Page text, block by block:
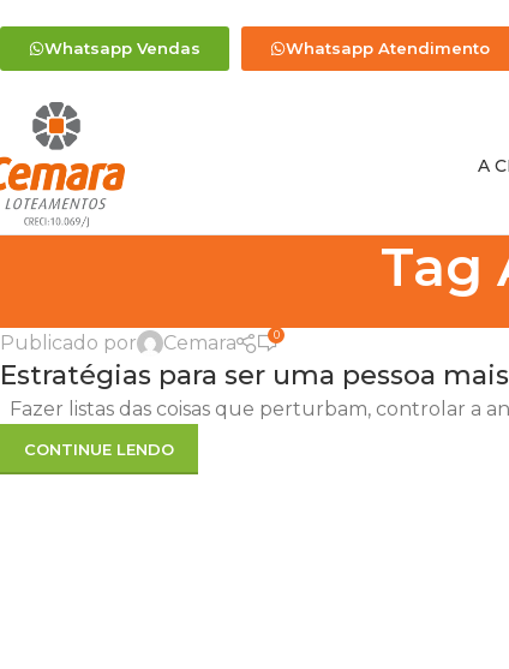
Whatsapp Vendas Whatsapp Atendimento
A
Tag
Publicado por
Cemara 0
Estratégias para ser uma pessoa
Fazer listas das coisas que perturbam, controlar a
CONTINUE LENDO